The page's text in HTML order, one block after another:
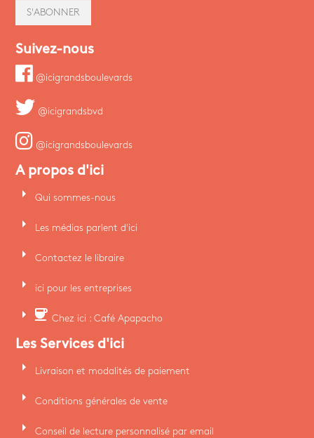
S'ABONNER
Suivez-nous
@icigrandsboulevards
@icigrandsbvd
@icigrandsboulevards
A propos d'ici
arrow_right Qui sommes-nous
arrow_right Les médias parlent d'ici
arrow_right Contactez le libraire
arrow_right ici pour les entreprises
arrow_right coffee Chez ici : Café Apapacho
Les Services d'ici
arrow_right Livraison et modalités de paiement
arrow_right Conditions générales de vente
arrow_right Conseil de lecture personnalisé par email